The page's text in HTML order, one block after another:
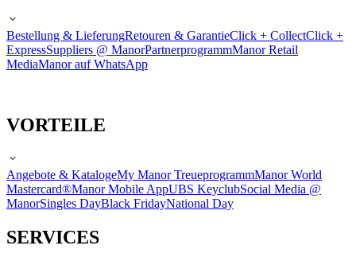
Bestellung & LieferungRetouren & GarantieClick + CollectClick +
ExpressSuppliers @ ManorPartnerprogrammManor Retail
MediaManor auf WhatsApp
VORTEILE
Angebote & KatalogeMy Manor TreueprogrammManor World
Mastercard®Manor Mobile AppUBS KeyclubSocial Media @
ManorSingles DayBlack FridayNational Day
SERVICES